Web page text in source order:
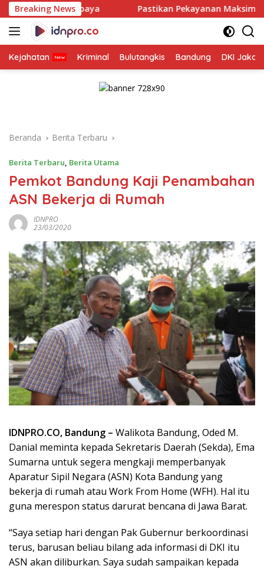
Langsung
ke
konten
Breaking NewsPastikan Pekayanan Maksimal, Direksi Jasa
Kejahatan Kriminal Bulutangkis Bandung DKI
Beranda Berita Terbaru
Berita Terbaru, Berita Utama
Pemkot Bandung Kaji Penambahan
ASN Bekerja di Rumah
IDNPRO
23/03/2020
IDNPRO.CO, Bandung – Walikota Bandung, Oded M.
Danial meminta kepada Sekretaris Daerah (Sekda), Ema
Sumarna untuk segera mengkaji memperbanyak
Aparatur Sipil Negara (ASN) Kota Bandung yang
bekerja di rumah atau Work From Home (WFH). Hal itu
guna merespon status darurat bencana di Jawa Barat.
“Saya setiap hari dengan Pak Gubernur berkoordinasi
terus, barusan beliau bilang ada informasi di DKI itu
ASN akan diliburkan. Saya sudah sampaikan kepada